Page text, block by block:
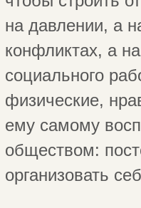
на давлении, а
конфликтах, а
социального
физические,
ему самому
обществом:
организовать